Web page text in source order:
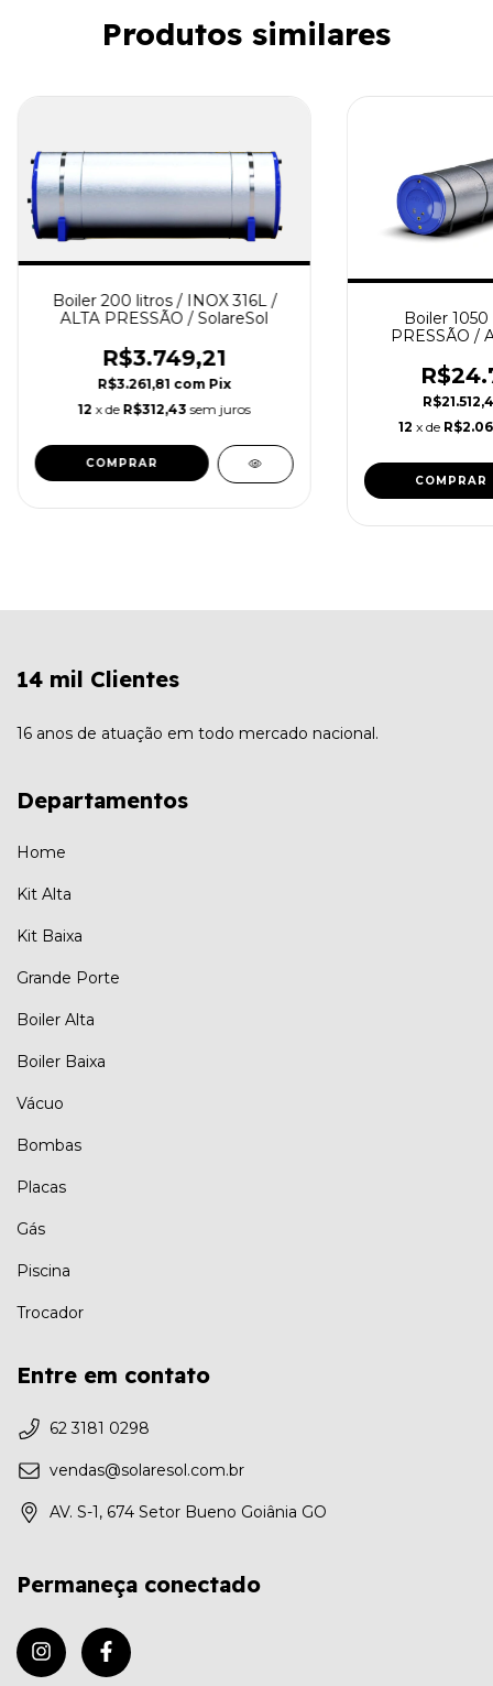
Produtos similares
Boiler 200 litros / INOX 316L /
ALTA PRESSÃO / SolareSol
R$3.749,21
R$3.261,81 com Pix
12 x de R$312,43 sem juros
Boiler
PRESSÃO /
12 x de
14 mil Clientes
16 anos de atuação em todo mercado nacional.
Departamentos
Home
Kit Alta
Kit Baixa
Grande Porte
Boiler Alta
Boiler Baixa
Vácuo
Bombas
Placas
Gás
Piscina
Trocador
Entre em contato
62 3181 0298
vendas@solaresol.com.br
AV. S-1, 674 Setor Bueno Goiânia GO
Permaneça conectado